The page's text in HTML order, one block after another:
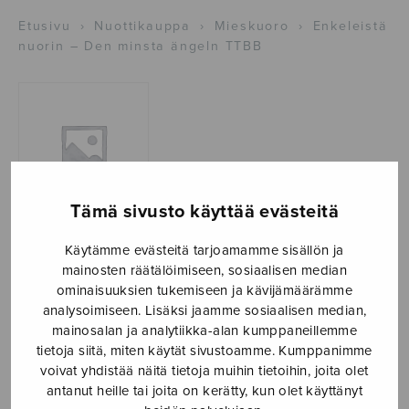
Tämä sivusto käyttää evästeitä
Käytämme evästeitä tarjoamamme sisällön ja
mainosten räätälöimiseen, sosiaalisen median
ominaisuuksien tukemiseen ja kävijämäärämme
analysoimiseen. Lisäksi jaamme sosiaalisen median,
mainosalan ja analytiikka-alan kumppaneillemme
tietoja siitä, miten käytät sivustoamme. Kumppanimme
voivat yhdistää näitä tietoja muihin tietoihin, joita olet
antanut heille tai joita on kerätty, kun olet käyttänyt
Etusivu › Nuottikauppa › Mieskuoro ›
Enkeleistä
nuorin – Den minsta ängeln TTBB
Enkeleistä
nuorin – Den
minsta ängeln
TTBB
Simelius Johan